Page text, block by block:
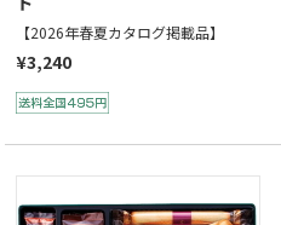
【2026年春夏カタログ掲載品】
¥3,240